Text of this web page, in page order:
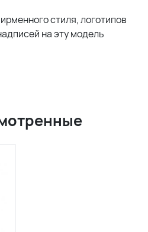
стиля, логотипов
на эту модель